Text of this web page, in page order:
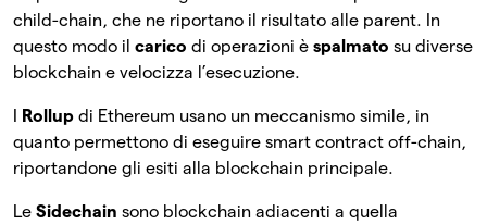
child-chain, che ne riportano il risultato alle parent. In
questo modo il carico di operazioni è spalmato su diverse
blockchain e velocizza l’esecuzione.
Rollup di Ethereum usano un meccanismo simile, in
quanto permettono di eseguire smart contract off-chain,
riportandone gli esiti alla blockchain principale.
Le Sidechain sono blockchain adiacenti a quella